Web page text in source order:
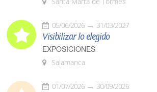
05/06/2026 31/03/2027
Visibilizar lo elegido
EXPOSICIONES
Salamanca
01/07/2026 30/09/2026